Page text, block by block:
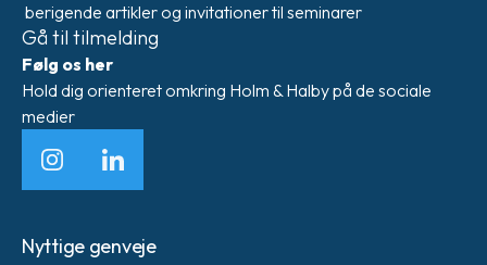
berigende artikler og invitationer til seminarer
Gå til tilmelding
Følg os her
Hold dig orienteret omkring Holm & Halby på de sociale
medier
InstagramLinkedIn
Nyttige genveje